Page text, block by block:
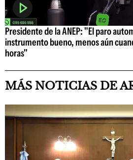
Presidente de la ANEP: "El paro
instrumento bueno, menos aún
horas"
MÁS NOTICIAS DE